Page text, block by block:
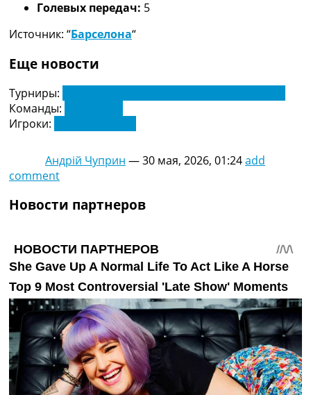
Рейтинг стран УЕФА
Рейтинг клубов УЕФА
Рейтинг ФИФА
ТВ программа
Голевых передач: 5
Источник: “Барселона“
Еще новости
Турниры:
Команды:
Игроки:
Андрій Чуприн —30 мая, 2026, 01:24add
comment
Новости партнеров